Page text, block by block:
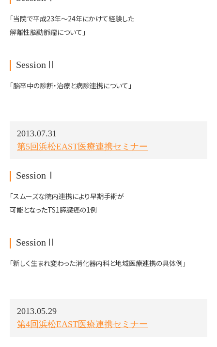
「当院で平成23年～24年にかけて経験した
解離性脳動脈瘤について」
SessionⅡ
「脳卒中の診断・治療と病診連携について」
2013.07.31
第5回浜松EAST医療連携セミナー
SessionⅠ
「スムーズな院内連携により早期手術が
可能となったTS1膵臓癌の1例
SessionⅡ
「新しく生まれ変わった消化器内科と地域医療連携の具体例」
2013.05.29
第4回浜松EAST医療連携セミナー